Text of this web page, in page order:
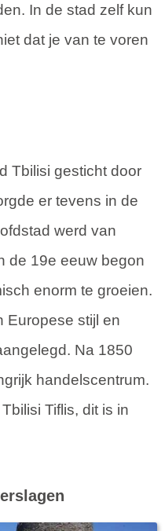
In de stad zelf kun
dat je van te voren
Tbilisi gesticht door
er tevens in de
werd van
de 19e eeuw begon
enorm te groeien.
Europese stijl en
Na 1850
handelscentrum.
Tiflis, dit is in